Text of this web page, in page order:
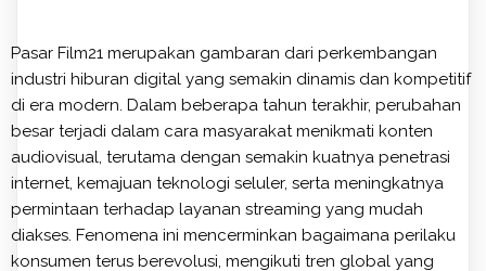
Pasar Film21 merupakan gambaran dari perkembangan
industri hiburan digital yang semakin dinamis dan kompetitif
di era modern. Dalam beberapa tahun terakhir, perubahan
besar terjadi dalam cara masyarakat menikmati konten
audiovisual, terutama dengan semakin kuatnya penetrasi
internet, kemajuan teknologi seluler, serta meningkatnya
permintaan terhadap layanan streaming yang mudah
diakses. Fenomena ini mencerminkan bagaimana perilaku
konsumen terus berevolusi, mengikuti tren global yang